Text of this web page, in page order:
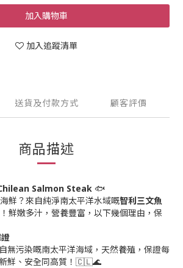
加入購物車
加入追蹤清單
送貨及付款方式 顧客評價
商品描述
Salmon Steak 🐟
鮮？來自純淨南太平洋水域嘅智利三文魚
鮮嫩多汁，營養豐富，以下幾個理由，保
無污染嘅南太平洋海域，天然養殖，保證每
鮮、安全同高質！🇨🇱🌊